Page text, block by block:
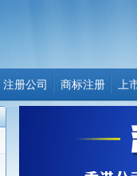
注册公司 商标注册 上